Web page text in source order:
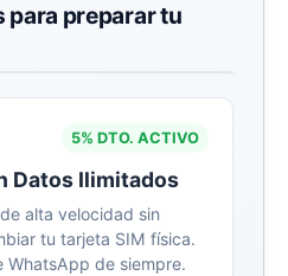
para preparar tu
5% DTO. ACTIVO
Datos Ilimitados
alta velocidad sin
tu tarjeta SIM física.
WhatsApp de siempre.